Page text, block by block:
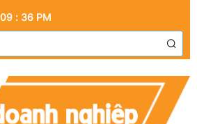
09 : 36 PM